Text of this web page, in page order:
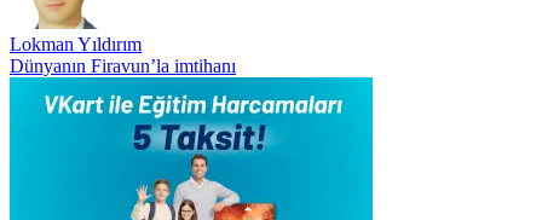
Lokman Yıldırım
Dünyanın Firavun’la imtihanı